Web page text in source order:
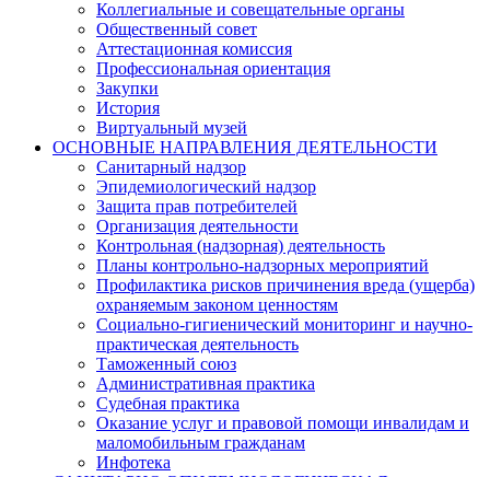
Коллегиальные и совещательные органы
Общественный совет
Аттестационная комиссия
Профессиональная ориентация
Закупки
История
Виртуальный музей
ОСНОВНЫЕ НАПРАВЛЕНИЯ ДЕЯТЕЛЬНОСТИ
Санитарный надзор
Эпидемиологический надзор
Защита прав потребителей
Организация деятельности
Контрольная (надзорная) деятельность
Планы контрольно-надзорных мероприятий
Профилактика рисков причинения вреда (ущерба)
охраняемым законом ценностям
Социально-гигиенический мониторинг и научно-
практическая деятельность
Таможенный союз
Административная практика
Судебная практика
Оказание услуг и правовой помощи инвалидам и
маломобильным гражданам
Инфотека